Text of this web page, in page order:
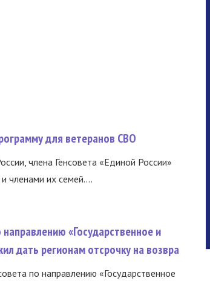
для ветеранов СВО
члена Генсовета «Единой России»
членами их семей....
«Государственное и
дать регионам отсрочку на возвра
по направлению «Государственное